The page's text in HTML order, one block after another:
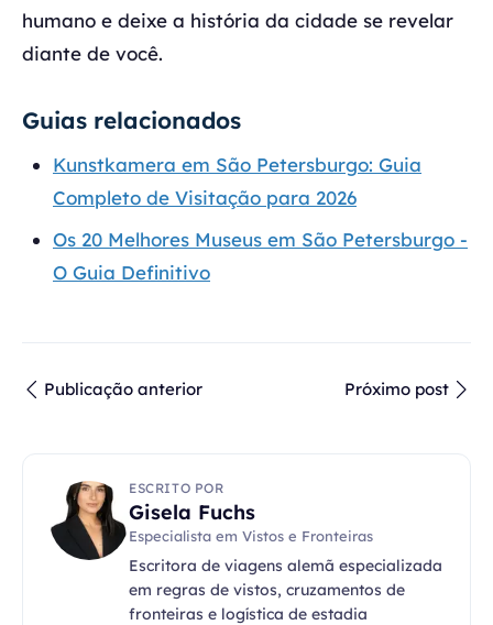
humano e deixe a história da cidade se revelar
diante de você.
Guias relacionados
Kunstkamera em São Petersburgo: Guia
Completo de Visitação para 2026
Os 20 Melhores Museus em São Petersburgo -
O Guia Definitivo
Publicação anterior Próximo post
ESCRITO POR
Gisela Fuchs
Especialista em Vistos e Fronteiras
Escritora de viagens alemã especializada
em regras de vistos, cruzamentos de
fronteiras e logística de estadia